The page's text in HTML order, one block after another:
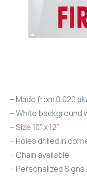
– Made from 0.020
– White background
– Size 10” x 12”
– Holes drilled in
– Chain available
– Personalized Signs